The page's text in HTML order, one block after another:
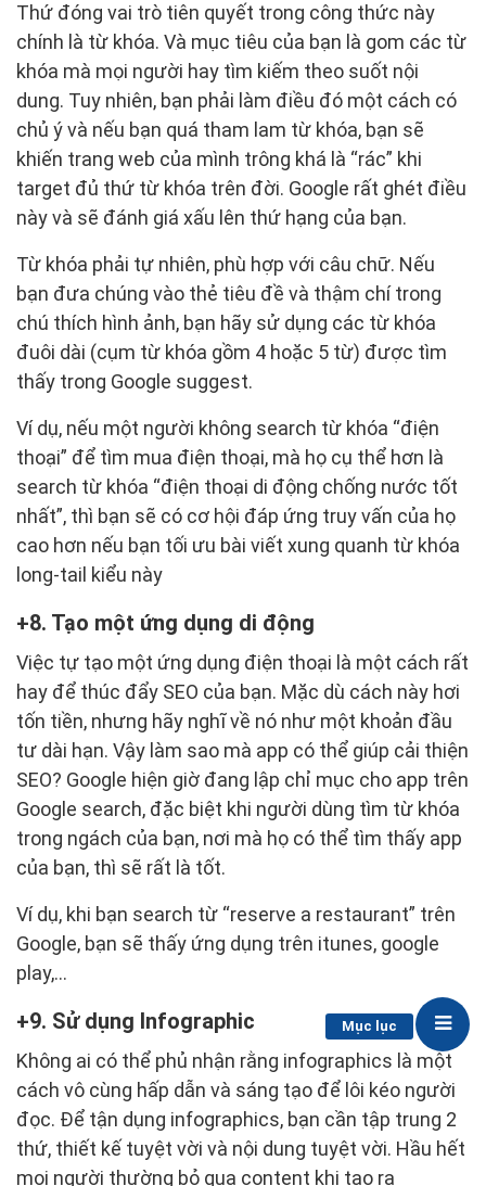
Mục lục
Thứ đóng vai trò tiên quyết trong công thức này
chính là từ khóa. Và mục tiêu của bạn là gom các từ
khóa mà mọi người hay tìm kiếm theo suốt nội
dung. Tuy nhiên, bạn phải làm điều đó một cách có
chủ ý và nếu bạn quá tham lam từ khóa, bạn sẽ
khiến trang web của mình trông khá là “rác” khi
target đủ thứ từ khóa trên đời. Google rất ghét điều
này và sẽ đánh giá xấu lên thứ hạng của bạn.
Từ khóa phải tự nhiên, phù hợp với câu chữ. Nếu
bạn đưa chúng vào thẻ tiêu đề và thậm chí trong
chú thích hình ảnh, bạn hãy sử dụng các từ khóa
đuôi dài (cụm từ khóa gồm 4 hoặc 5 từ) được tìm
thấy trong Google suggest.
Ví dụ, nếu một người không search từ khóa “điện
thoại” để tìm mua điện thoại, mà họ cụ thể hơn là
search từ khóa “điện thoại di động chống nước tốt
nhất”, thì bạn sẽ có cơ hội đáp ứng truy vấn của họ
cao hơn nếu bạn tối ưu bài viết xung quanh từ khóa
long-tail kiểu này
8. Tạo một ứng dụng di động
Việc tự tạo một ứng dụng điện thoại là một cách rất
hay để thúc đẩy SEO của bạn. Mặc dù cách này hơi
tốn tiền, nhưng hãy nghĩ về nó như một khoản đầu
tư dài hạn. Vậy làm sao mà app có thể giúp cải thiện
SEO? Google hiện giờ đang lập chỉ mục cho app trên
Google search, đặc biệt khi người dùng tìm từ khóa
trong ngách của bạn, nơi mà họ có thể tìm thấy app
của bạn, thì sẽ rất là tốt.
Ví dụ, khi bạn search từ “reserve a restaurant” trên
Google, bạn sẽ thấy ứng dụng trên itunes, google
play,…
9. Sử dụng Infographic
Không ai có thể phủ nhận rằng infographics là một
cách vô cùng hấp dẫn và sáng tạo để lôi kéo người
đọc. Để tận dụng infographics, bạn cần tập trung 2
thứ, thiết kế tuyệt vời và nội dung tuyệt vời. Hầu hết
mọi người thường bỏ qua content khi tạo ra